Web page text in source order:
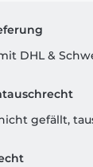
DHL &
gefällt,